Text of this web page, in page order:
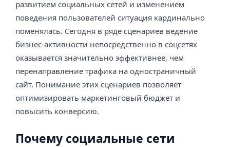
развитием социальных сетей и изменением
поведения пользователей ситуация кардинально
поменялась. Сегодня в ряде сценариев ведение
бизнес-активности непосредственно в соцсетях
оказывается значительно эффективнее, чем
перенаправление трафика на одностраничный
сайт. Понимание этих сценариев позволяет
оптимизировать маркетинговый бюджет и
повысить конверсию.
Почему социальные сети